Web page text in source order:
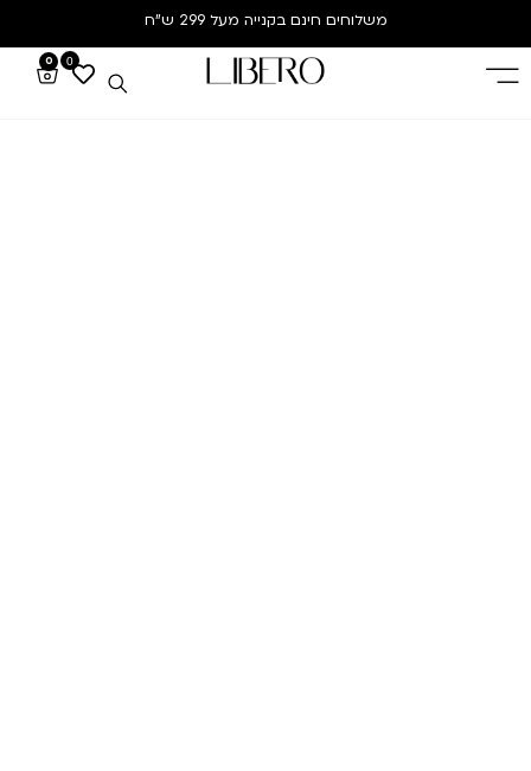
משלוחים חינם בקנייה מעל 299 ש”ח
0
0